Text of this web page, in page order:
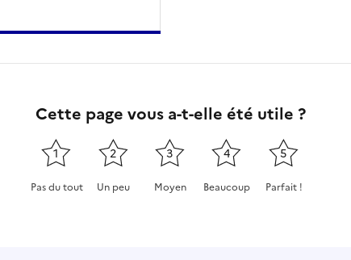
Cette page vous a-t-elle été utile ?
1
Pas du tout
2
Un peu
3
Moyen
4
Beaucoup
5
Parfait !